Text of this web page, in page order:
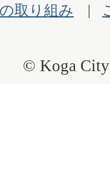
取り組み
© Koga City